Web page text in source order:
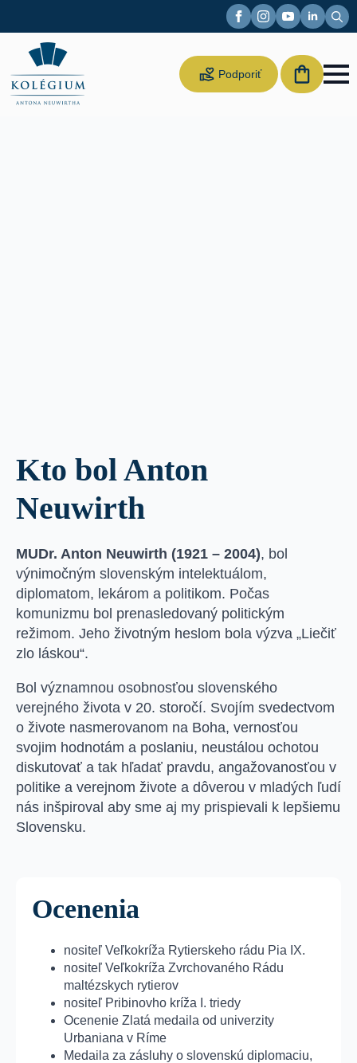
Podporiť
us
Kto bol Anton
Neuwirth
MUDr. Anton Neuwirth (1921 – 2004), bol
výnimočným slovenským intelektuálom,
diplomatom, lekárom a politikom. Počas
komunizmu bol prenasledovaný politickým
režimom. Jeho životným heslom bola výzva „Liečiť
zlo láskou“.
Bol významnou osobnosťou slovenského
verejného života v 20. storočí. Svojím svedectvom
o živote nasmerovanom na Boha, vernosťou
svojim hodnotám a poslaniu, neustálou ochotou
diskutovať a tak hľadať pravdu, angažovanosťou v
politike a verejnom živote a dôverou v mladých ľudí
nás inšpiroval aby sme aj my prispievali k lepšiemu
Slovensku.
Ocenenia
nositeľ Veľkokríža Rytierskeho rádu Pia IX.
nositeľ Veľkokríža Zvrchovaného Rádu
maltézskych rytierov
nositeľ Pribinovho kríža I. triedy
Ocenenie Zlatá medaila od univerzity
Urbaniana v Ríme
Medaila za zásluhy o slovenskú diplomaciu,